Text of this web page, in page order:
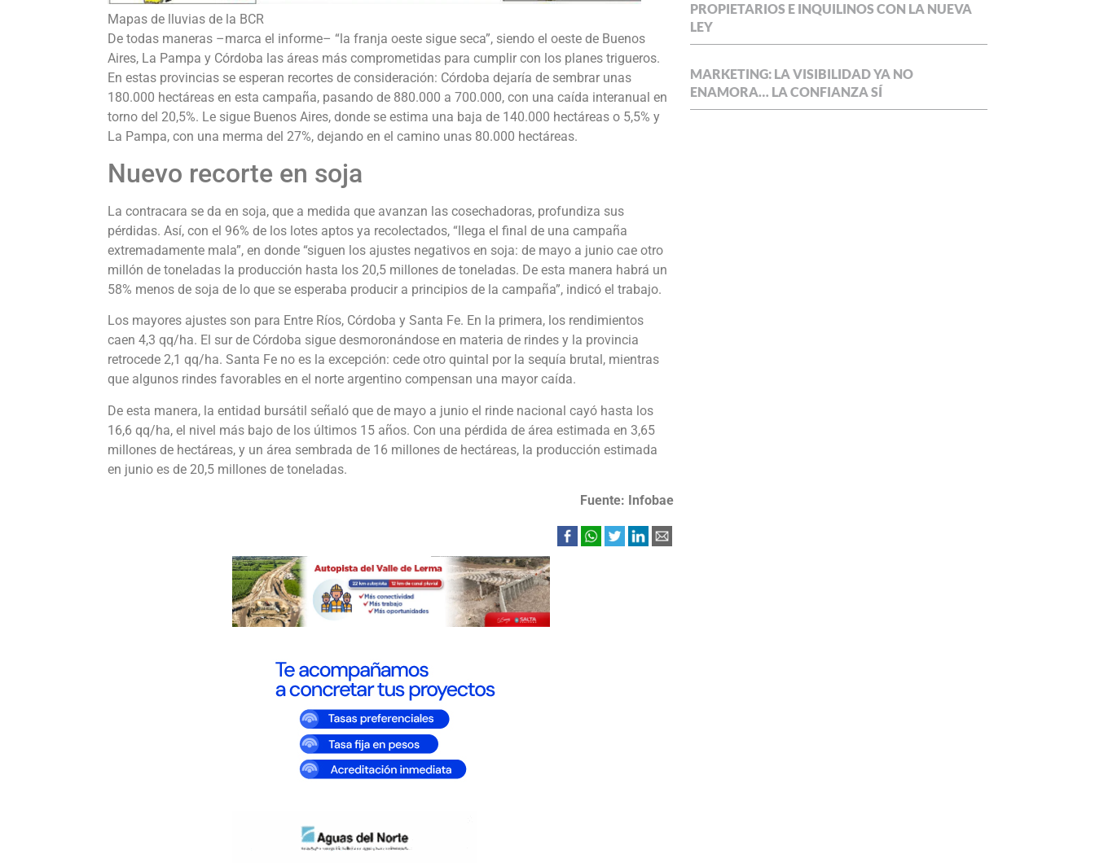
Mapas de lluvias de la BCR
De todas maneras –marca el informe– “la franja oeste sigue seca”, siendo el oeste de Buenos
Aires, La Pampa y Córdoba las áreas más comprometidas para cumplir con los planes trigueros.
En estas provincias se esperan recortes de consideración: Córdoba dejaría de sembrar unas
180.000 hectáreas en esta campaña, pasando de 880.000 a 700.000, con una caída interanual en
torno del 20,5%. Le sigue Buenos Aires, donde se estima una baja de 140.000 hectáreas o 5,5% y
La Pampa, con una merma del 27%, dejando en el camino unas 80.000 hectáreas.
Nuevo recorte en soja
La contracara se da en soja, que a medida que avanzan las cosechadoras, profundiza sus
pérdidas. Así, con el 96% de los lotes aptos ya recolectados, “llega el final de una campaña
extremadamente mala”, en donde “siguen los ajustes negativos en soja: de mayo a junio cae otro
millón de toneladas la producción hasta los 20,5 millones de toneladas. De esta manera habrá un
58% menos de soja de lo que se esperaba producir a principios de la campaña”, indicó el trabajo.
Los mayores ajustes son para Entre Ríos, Córdoba y Santa Fe. En la primera, los rendimientos
caen 4,3 qq/ha. El sur de Córdoba sigue desmoronándose en materia de rindes y la provincia
retrocede 2,1 qq/ha. Santa Fe no es la excepción: cede otro quintal por la sequía brutal, mientras
que algunos rindes favorables en el norte argentino compensan una mayor caída.
De esta manera, la entidad bursátil señaló que de mayo a junio el rinde nacional cayó hasta los
16,6 qq/ha, el nivel más bajo de los últimos 15 años. Con una pérdida de área estimada en 3,65
millones de hectáreas, y un área sembrada de 16 millones de hectáreas, la producción estimada
en junio es de 20,5 millones de toneladas.
Fuente: Infobae
PROPIETARIOS E INQUILINOS CON LA NUEVA
LEY
MARKETING: LA VISIBILIDAD YA NO
ENAMORA… LA CONFIANZA SÍ